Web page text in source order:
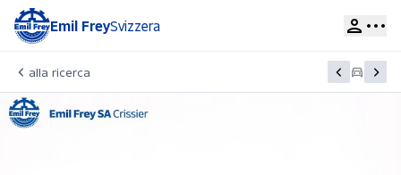
Emil FreySvizzera
alla ricerca